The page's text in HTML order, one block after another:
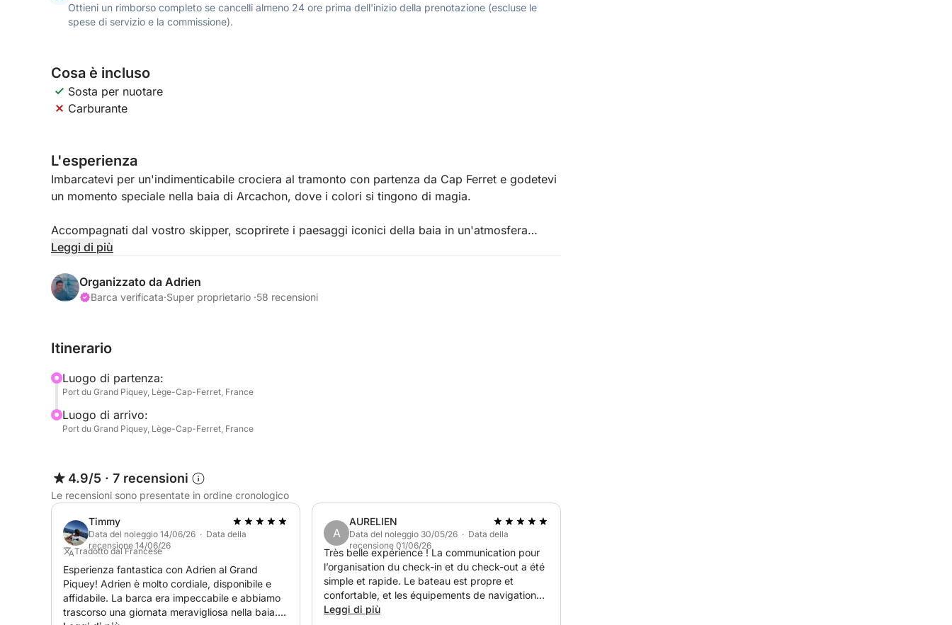
Ottieni un rimborso completo se cancelli almeno 24 ore prima dell'inizio della prenotazione (escluse le
spese di servizio e la commissione).
Cosa è incluso
Sosta per nuotare
Carburante
L'esperienza
Imbarcatevi per un'indimenticabile crociera al tramonto con partenza da Cap Ferret e godetevi
un momento speciale nella baia di Arcachon, dove i colori si tingono di magia.
Accompagnati dal vostro skipper, scoprirete i paesaggi iconici della baia in un'atmosfera
amichevole e rilassata. Tra i riflessi del sole che tramonta sull'acqua, i villaggi di ostricoltori, le
tempo.
impianto audio di bordo, tavolo per condividere un aperitivo e numerosi angoli perfetti per
Questa escursione è ideale per trascorrere del tempo con gli amici, in famiglia o
semplicemente per scoprire la baia di Arcachon sotto una luce eccezionale.
Non incluso (da pagare al porto):
Skipper: €150
Carburante (in base al consumo)
Attività disponibili:
Ciambella gonfiabile trainabile: €30 a prenotazione
Sci nautico: €30 a prenotazione
Wakeboard: €30 al giorno
Leggi di più
Organizzato da Adrien
Barca verificata·Super proprietario ·58 recensioni
Itinerario
Luogo di partenza:
Port du Grand Piquey, Lège-Cap-Ferret, France
Luogo di arrivo:
Port du Grand Piquey, Lège-Cap-Ferret, France
4.9/5 · 7 recensioni
Le recensioni sono presentate in ordine cronologico
Timmy
Data del noleggio 14/06/26 · Data della
recensione 14/06/26
Tradotto dal Francese
Esperienza fantastica con Adrien al Grand
Piquey! Adrien è molto cordiale, disponibile e
affidabile. La barca era impeccabile e abbiamo
trascorso una giornata meravigliosa nella baia.
A
AURELIEN
Data del noleggio 30/05/26 · Data della
recensione 01/06/26
Très belle expérience ! La communication pour
l’organisation du check-in et du check-out a été
simple et rapide. Le bateau est propre et
confortable, et les équipements de navigation
fonctionnent parfaitement. Nous étions 15 à
Leggi di più